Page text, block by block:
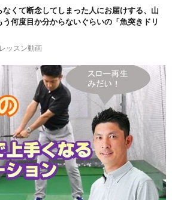
なくて断念してしまった人にお届けする、山
何度目か分からないぐらいの「魚突きドリ
ッスン動画